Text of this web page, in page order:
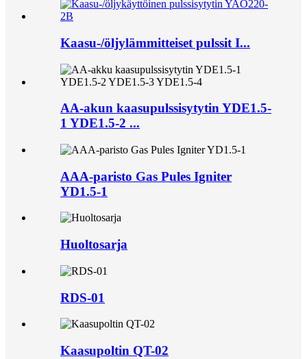
Kaasu-/öljylämmitteiset pulssit I...
AA-akun kaasupulssisytytin YDE1.5-
1 YDE1.5-2 ...
AAA-paristo Gas Pules Igniter
YD1.5-1
Huoltosarja
RDS-01
Kaasupoltin QT-02